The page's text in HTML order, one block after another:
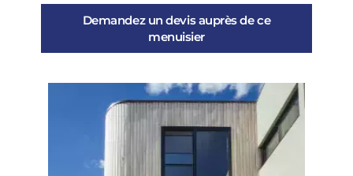
Demandez un devis auprès de ce
menuisier